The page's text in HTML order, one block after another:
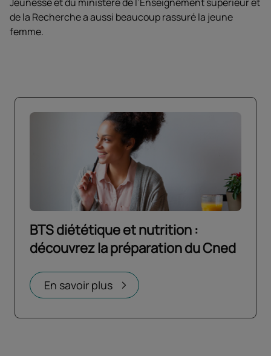
de la Recherche a aussi beaucoup rassuré la jeune
femme.
BTS diététique et nutrition :
découvrez la préparation du Cned
En savoir plus
Ouvrir dans un nouvel onglet